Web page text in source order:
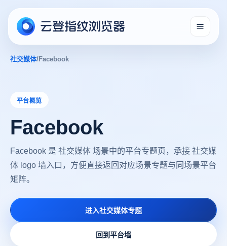
社交媒体/Facebook
平台概览
Facebook
Facebook 是 社交媒体 场景中的平台专题页，承接 社交媒
体 logo 墙入口，方便直接返回对应场景专题与同场景平台
矩阵。
进入社交媒体专题
回到平台墙